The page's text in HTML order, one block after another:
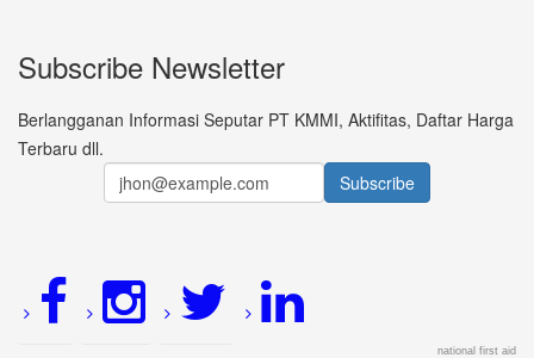
Subscribe Newsletter
Berlangganan Informasi Seputar PT KMMI, Aktifitas, Daftar Harga
Terbaru dll.
national first aid